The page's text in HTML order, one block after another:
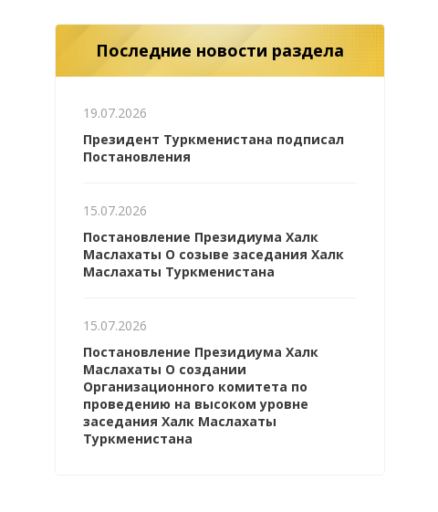
Последние новости раздела
19.07.2026
Президент Туркменистана подписал
Постановления
15.07.2026
Постановление Президиума Халк
Маслахаты О созыве заседания Халк
Маслахаты Туркменистана
15.07.2026
Постановление Президиума Халк
Маслахаты О создании
Организационного комитета по
проведению на высоком уровне
заседания Халк Маслахаты
Туркменистана